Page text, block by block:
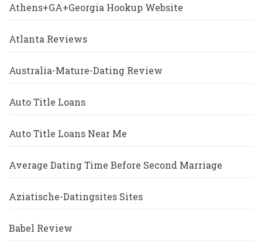
Athens+GA+Georgia Hookup Website
Atlanta Reviews
Australia-Mature-Dating Review
Auto Title Loans
Auto Title Loans Near Me
Average Dating Time Before Second Marriage
Aziatische-Datingsites Sites
Babel Review